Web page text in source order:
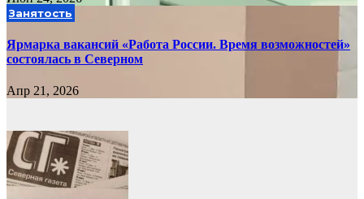
Занятость
Ярмарка вакансий «Работа России. Время возможностей»
состоялась в Северном
Апр 21, 2026